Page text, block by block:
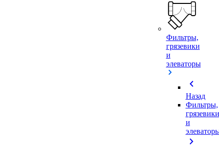
Фильтры,
грязевики
и
элеваторы
chevron_left
Назад
Фильтры,
грязевики
и
chevron_right